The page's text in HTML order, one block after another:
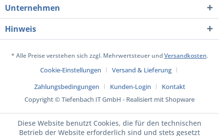
Unternehmen
Hinweis
* Alle Preise verstehen sich zzgl. Mehrwertsteuer undVersandkosten.
Cookie-Einstellungen
Versand & Lieferung
Zahlungsbedingungen
Kunden-Login
Kontakt
Copyright © Tiefenbach IT GmbH - Realisiert mit Shopware
Diese Website benutzt Cookies, die für den technischen
Betrieb der Website erforderlich sind und stets gesetzt